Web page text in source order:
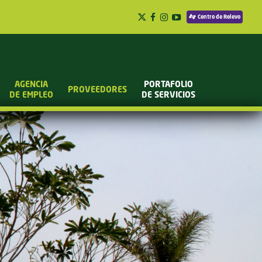
Centro de Relevo
AGENCIA
DE EMPLEO
PROVEEDORES
PORTAFOLIO
DE SERVICIOS